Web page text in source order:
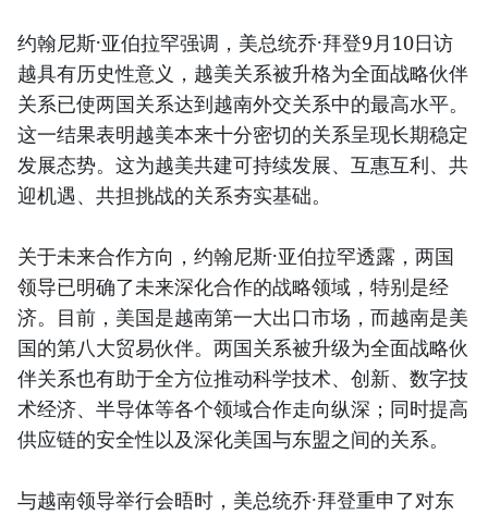
约翰尼斯·亚伯拉罕强调，美总统乔·拜登9月10日访
越具有历史性意义，越美关系被升格为全面战略伙伴
关系已使两国关系达到越南外交关系中的最高水平。
这一结果表明越美本来十分密切的关系呈现长期稳定
发展态势。这为越美共建可持续发展、互惠互利、共
迎机遇、共担挑战的关系夯实基础。
关于未来合作方向，约翰尼斯·亚伯拉罕透露，两国
领导已明确了未来深化合作的战略领域，特别是经
济。目前，美国是越南第一大出口市场，而越南是美
国的第八大贸易伙伴。两国关系被升级为全面战略伙
伴关系也有助于全方位推动科学技术、创新、数字技
术经济、半导体等各个领域合作走向纵深；同时提高
供应链的安全性以及深化美国与东盟之间的关系。
与越南领导举行会晤时，美总统乔·拜登重申了对东